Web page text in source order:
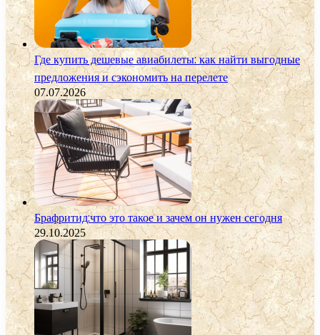
Где купить дешевые авиабилеты: как найти выгодные
предложения и сэкономить на перелете
07.07.2026
Брафритид:что это такое и зачем он нужен сегодня
29.10.2025